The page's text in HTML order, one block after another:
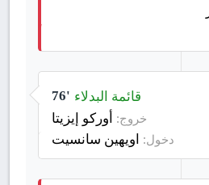
76' قائمة البدلاء
خروج: أوركو إيزيتا
دخول: اويهين سانسيت